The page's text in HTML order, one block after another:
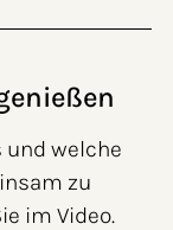
und welche
zu
im Video.